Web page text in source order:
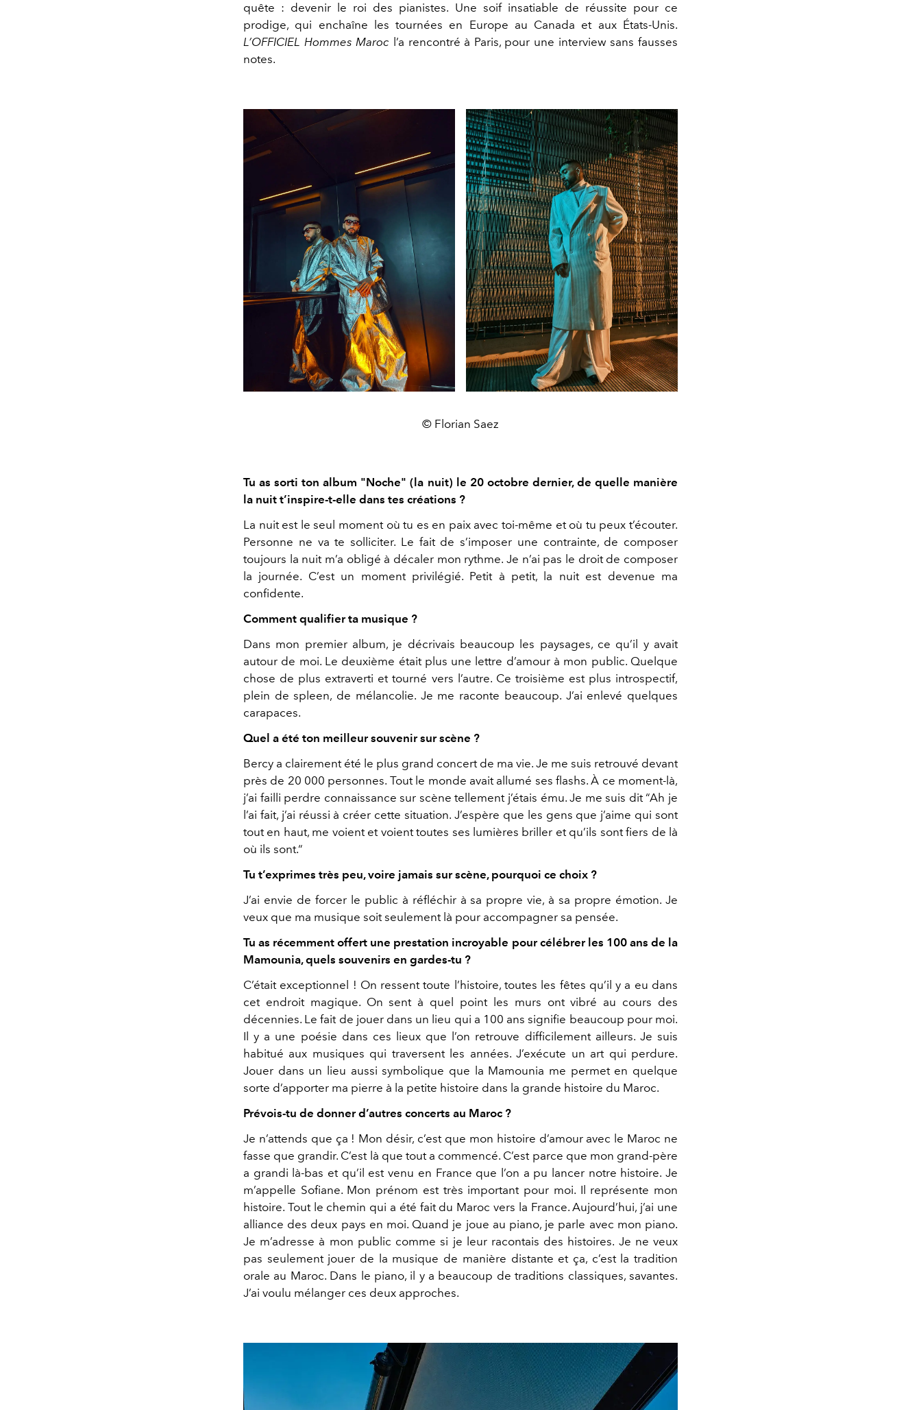
quête : devenir le roi des pianistes. Une soif insatiable de réussite pour ce
prodige, qui enchaîne les tournées en Europe au Canada et aux États-Unis.
L’OFFICIEL Hommes Maroc l’a rencontré à Paris, pour une interview sans fausses
notes.
© Florian Saez
Tu as sorti ton album "Noche" (la nuit) le 20 octobre dernier, de quelle manière
la nuit t’inspire-t-elle dans tes créations ?
La nuit est le seul moment où tu es en paix avec toi-même et où tu peux t’écouter.
Personne ne va te solliciter. Le fait de s’imposer une contrainte, de composer
toujours la nuit m’a obligé à décaler mon rythme. Je n’ai pas le droit de composer
la journée. C’est un moment privilégié. Petit à petit, la nuit est devenue ma
confidente.
Comment qualifier ta musique ?
Dans mon premier album, je décrivais beaucoup les paysages, ce qu’il y avait
autour de moi. Le deuxième était plus une lettre d’amour à mon public. Quelque
chose de plus extraverti et tourné vers l’autre. Ce troisième est plus introspectif,
plein de spleen, de mélancolie. Je me raconte beaucoup. J’ai enlevé quelques
carapaces.
Quel a été ton meilleur souvenir sur scène ?
Bercy a clairement été le plus grand concert de ma vie. Je me suis retrouvé devant
près de 20 000 personnes. Tout le monde avait allumé ses flashs. À ce moment-là,
j’ai failli perdre connaissance sur scène tellement j’étais ému. Je me suis dit“Ah je
l’ai fait, j’ai réussi à créer cette situation. J’espère que les gens que j’aime qui sont
tout en haut, me voient et voient toutes ses lumières briller et qu’ils sont fiers de là
où ils sont.“
Tu t’exprimes très peu, voire jamais sur scène, pourquoi ce choix ?
J’ai envie de forcer le public à réfléchir à sa propre vie, à sa propre émotion. Je
veux que ma musique soit seulement là pour accompagner sa pensée.
Tu as récemment offert une prestation incroyable pour célébrer les 100 ans de la
Mamounia, quels souvenirs en gardes-tu ?
C’était exceptionnel ! On ressent toute l’histoire, toutes les fêtes qu’il y a eu dans
cet endroit magique. On sent à quel point les murs ont vibré au cours des
décennies. Le fait de jouer dans un lieu qui a 100 ans signifie beaucoup pour moi.
Il y a une poésie dans ces lieux que l’on retrouve difficilement ailleurs. Je suis
habitué aux musiques qui traversent les années. J’exécute un art qui perdure.
Jouer dans un lieu aussi symbolique que la Mamounia me permet en quelque
sorte d’apporter ma pierre à la petite histoire dans la grande histoire du Maroc.
Prévois-tu de donner d’autres concerts au Maroc ?
Je n’attends que ça ! Mon désir, c’est que mon histoire d’amour avec le Maroc ne
fasse que grandir. C’est là que tout a commencé. C’est parce que mon grand-père
a grandi là-bas et qu’il est venu en France que l’on a pu lancer notre histoire. Je
m’appelle Sofiane. Mon prénom est très important pour moi. Il représente mon
histoire. Tout le chemin qui a été fait du Maroc vers la France. Aujourd’hui, j’ai une
alliance des deux pays en moi. Quand je joue au piano, je parle avec mon piano.
Je m’adresse à mon public comme si je leur racontais des histoires. Je ne veux
pas seulement jouer de la musique de manière distante et ça, c’est la tradition
orale au Maroc. Dans le piano, il y a beaucoup de traditions classiques, savantes.
J’ai voulu mélanger ces deux approches.